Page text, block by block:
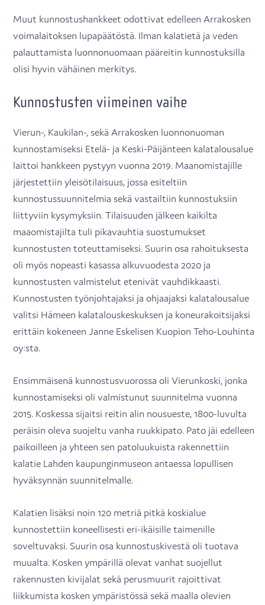
Muut kunnostushankkeet odottivat edelleen Arrakosken
voimalaitoksen lupapäätöstä. Ilman kalatietä ja veden
palauttamista luonnonuomaan pääreitin kunnostuksilla
olisi hyvin vähäinen merkitys.
Kunnostusten viimeinen vaihe
Vierun-, Kaukilan-, sekä Arrakosken luonnonuoman
kunnostamiseksi Etelä- ja Keski-Päijänteen kalatalousalue
laittoi hankkeen pystyyn vuonna 2019. Maanomistajille
järjestettiin yleisötilaisuus, jossa esiteltiin
kunnostussuunnitelmia sekä vastailtiin kunnostuksiin
liittyviin kysymyksiin. Tilaisuuden jälkeen kaikilta
maaomistajilta tuli pikavauhtia suostumukset
kunnostusten toteuttamiseksi. Suurin osa rahoituksesta
oli myös nopeasti kasassa alkuvuodesta 2020 ja
kunnostusten valmistelut etenivät vauhdikkaasti.
Kunnostusten työnjohtajaksi ja ohjaajaksi kalatalousalue
valitsi Hämeen kalatalouskeskuksen ja koneurakoitsijaksi
erittäin kokeneen Janne Eskelisen Kuopion Teho-Louhinta
oy:sta.
Ensimmäisenä kunnostusvuorossa oli Vierunkoski, jonka
kunnostamiseksi oli valmistunut suunnitelma vuonna
2015. Koskessa sijaitsi reitin alin nousueste, 1800-luvulta
peräisin oleva suojeltu vanha ruukkipato. Pato jäi edelleen
paikoilleen ja yhteen sen patoluukuista rakennettiin
kalatie Lahden kaupunginmuseon antaessa lopullisen
hyväksynnän suunnitelmalle.
Kalatien lisäksi noin 120 metriä pitkä koskialue
kunnostettiin koneellisesti eri-ikäisille taimenille
soveltuvaksi. Suurin osa kunnostuskivestä oli tuotava
muualta. Kosken ympärillä olevat vanhat suojellut
rakennusten kivijalat sekä perusmuurit rajoittivat
liikkumista kosken ympäristössä sekä maalla olevien